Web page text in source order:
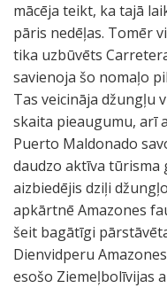
mācēja teikt, ka tajā
pāris nedēļas. Tomēr
tika uzbūvēts
savienoja šo nomaļo
Tas veicināja džungļu
skaita pieaugumu, arī
Puerto Maldonado
daudzo aktīva tūrisma
aizbiedējis dziļi
apkārtnē Amazones
šeit bagātīgi
Dienvidperu
esošo Ziemeļbolīvijas